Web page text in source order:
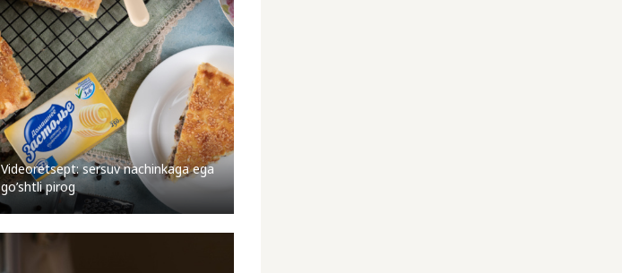
Videoretsept: sersuv nachinkaga ega
go’shtli pirog